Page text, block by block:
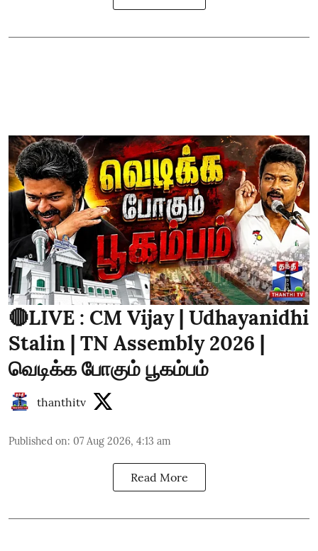
🔴LIVE : CM Vijay | Udhayanidhi
Stalin | TN Assembly 2026 |
வெடிக்க போகும் பூகம்பம்
thanthitv
Published on: 07 Aug 2026, 4:13 am
Read More